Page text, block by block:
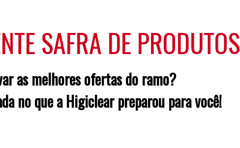
SAFRA DE PRODUTOS
as melhores ofertas do ramo?
no que a Higiclear preparou para você!